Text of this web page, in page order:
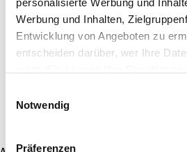
personalisierte Werbung und
Werbung und Inhalten,
Entwicklung von Angeboten zu
entscheiden darüber, wer Ihre
Trigger Symbol ändern oder
Notwendig
Präferenzen